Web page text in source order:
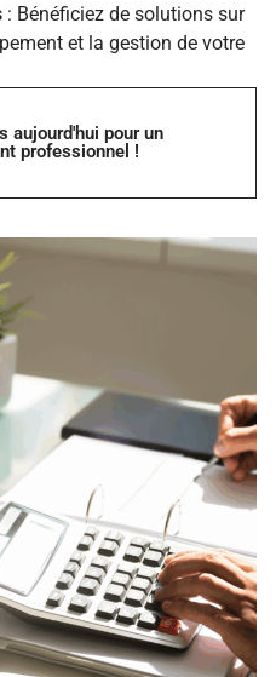
: Bénéficiez de solutions sur
et la gestion de votre
aujourd'hui pour un
professionnel !